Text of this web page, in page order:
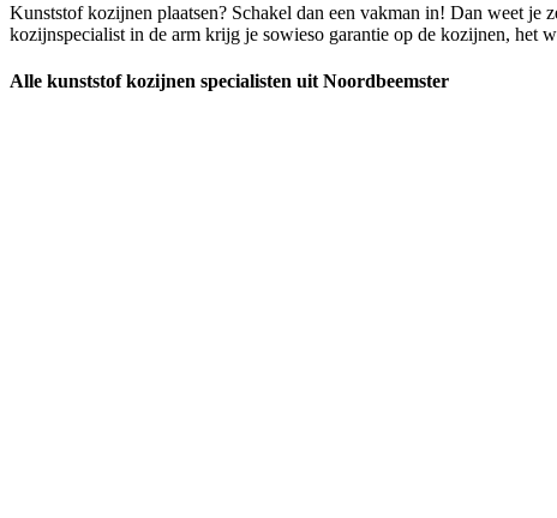
Kunststof kozijnen plaatsen? Schakel dan een vakman in! Dan weet
kozijnspecialist in de arm krijg je sowieso garantie op de kozijnen, het
Alle kunststof kozijnen specialisten uit Noordbeemster